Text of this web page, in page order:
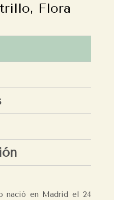
Flora
nació en Madrid el 24